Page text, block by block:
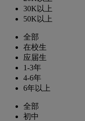
30K以上
50K以上
全部
在校生
应届生
1-3年
4-6年
6年以上
全部
初中